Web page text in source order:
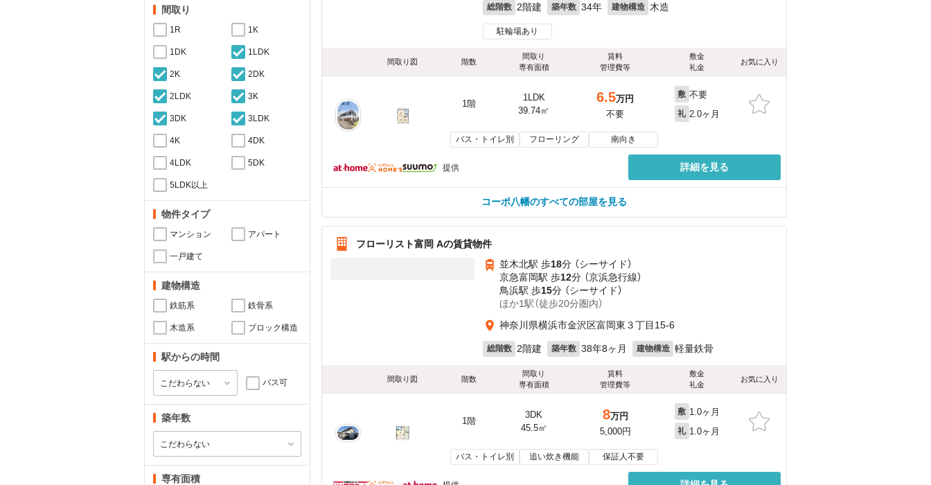
間取り
1R 1K
1DK 1LDK
2K 2DK
2LDK 3K
3DK 3LDK
4K 4DK
4LDK 5DK
5LDK以上
物件タイプ
マンション アパート
一戸建て
建物構造
鉄筋系 鉄骨系
木造系 ブロック構造
駅からの時間
バス可
築年数
専有面積
総階数 2階建 築年数 34年 建物構造 木造
駐輪場あり
間取り図 階数
間取り
専有面積
賃料
管理費等
敷金
礼金
お気に入り
1階
1LDK
39.74㎡
6.5万円
不要
敷 不要
礼 2.0ヶ月
バス・トイレ別 フローリング 南向き
提供 詳細を見る
コーポ八幡のすべての部屋を見る
フローリスト富岡 Aの賃貸物件
並木北駅 歩18分 （シーサイド）
京急富岡駅 歩12分 （京浜急行線）
鳥浜駅 歩15分 （シーサイド）
ほか1駅（徒歩20分圏内）
神奈川県横浜市金沢区富岡東３丁目15-6
総階数 2階建 築年数 38年8ヶ月 建物構造 軽量鉄骨
間取り図 階数
間取り
専有面積
賃料
管理費等
敷金
礼金
お気に入り
1階
3DK
45.5㎡
8万円
5,000円
敷 1.0ヶ月
礼 1.0ヶ月
バス・トイレ別 追い炊き機能 保証人不要